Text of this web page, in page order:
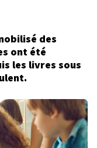
des
ont été
les livres sous